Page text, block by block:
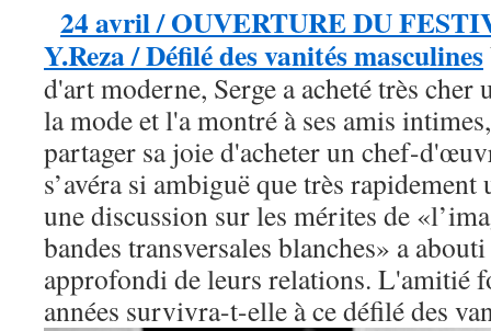
24 avril / OUVERTURE DU
Y.Reza / Défilé des vanités masculines
d'art moderne, Serge a achetétrès cher
la mode et l'a montré à ses amis
partager sa joie d'acheter un chef-
s’avéra si ambiguë que très rapidement
une discussion sur les mérites de
bandes transversales blanches» a
approfondi de leurs relations. L'amitié
années survivra-t-elle à ce défilé des